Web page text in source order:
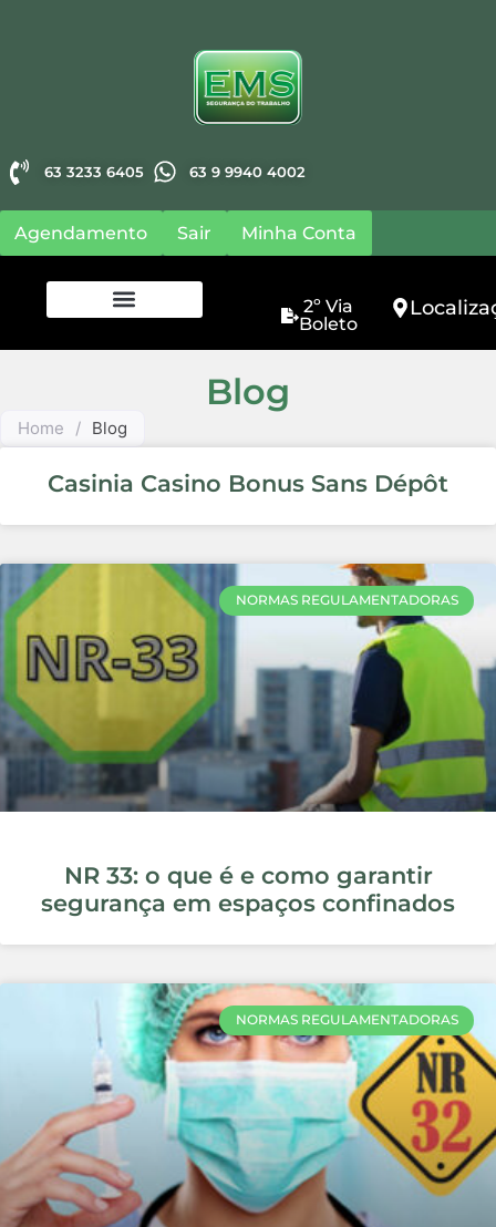
Corporativos
SEGURANCA DO TRABALHO
A Importância da Segurança do
Trabalho na Indústria Alimentícia
NORMAS REGULAMENTADORAS
Como Implementar a NR 12:
Segurança em Máquinas e
Equipamentos
SEGURANCA DO TRABALHO